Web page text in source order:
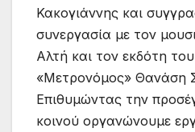
Κακογιάννης και
συνεργασία με τον
Αλτή και τον εκδότη
«Μετρονόμος» Θανάση
Επιθυμώντας την
κοινού οργανώνουμε